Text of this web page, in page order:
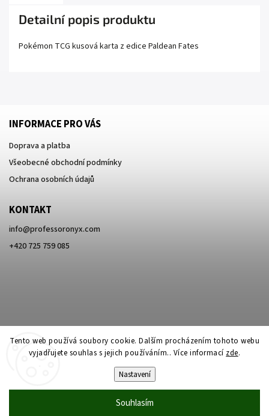
Tento web používá soubory cookie. Dalším procházením tohoto webu
vyjadřujete souhlas s jejich používáním.. Více informací zde.
Nastavení
Souhlasím
Detailní popis produktu
Pokémon TCG kusová karta z edice Paldean Fates
INFORMACE PRO VÁS
Doprava a platba
Všeobecné obchodní podmínky
Ochrana osobních údajů
KONTAKT
info@professoronyx.com
+420 725 759 085
Professor Onyx. Všechna práva vyhrazena.